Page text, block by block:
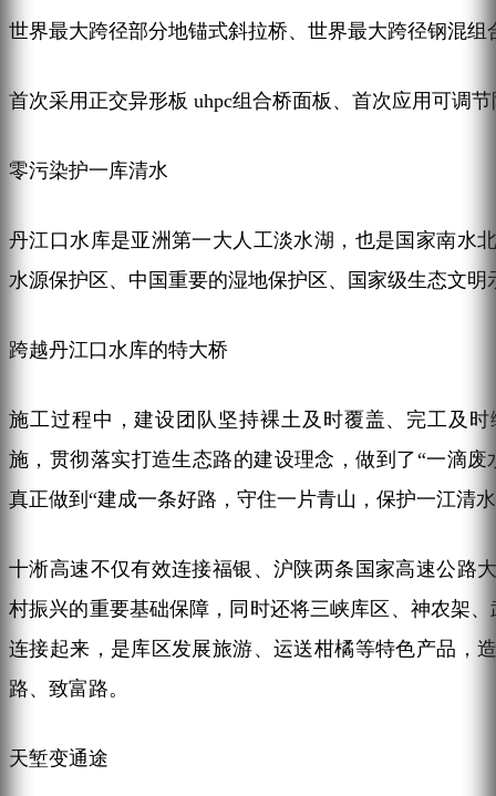
世界最大跨径部分地锚式斜拉桥、世界最大跨径钢混组
首次采用正交异形板 uhpc组合桥面板、首次应用可调
零污染护一库清水
丹江口水库是亚洲第一大人工淡水湖，也是国家南水
水源保护区、中国重要的湿地保护区、国家级生态文明
跨越丹江口水库的特大桥
施工过程中，建设团队坚持裸土及时覆盖、完工及
施，贯彻落实打造生态路的建设理念，做到了“一滴
真正做到“建成一条好路，守住一片青山，保护一江清
十淅高速不仅有效连接福银、沪陕两条国家高速公路
村振兴的重要基础保障，同时还将三峡库区、神农架
连接起来，是库区发展旅游、运送柑橘等特色产品，
路、致富路。
天堑变通途